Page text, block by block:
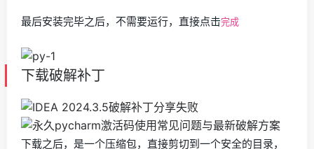
最后安装完毕之后，不需要运行，直接点击完成
下载破解补丁
下载之后，是一个压缩包，直接剪切到一个安全的目录，